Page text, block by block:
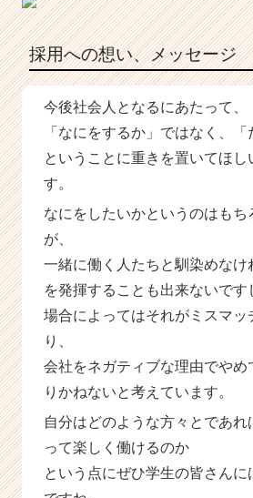
採用への想い、メッセージ
今後社会人となるにあたって、
「なにをするか」ではなく、「
ということに重きを置いてほし
す。
なにをしたいかというのはもち
が、
一緒に働く人たちと馴染めなけ
を発揮することも出来ないです
場合によってはそれがミスマッ
り、
会社をネガティブな理由でやめ
りかねないと考えています。
自分はどのような方々とであ
って楽しく働けるのか
という点にぜひ学生の皆さんに